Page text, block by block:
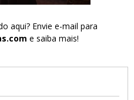
aqui? Envie e-mail para
e saiba mais!